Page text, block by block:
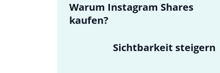
Warum Instagram Shares
kaufen?
Sichtbarkeit steigern